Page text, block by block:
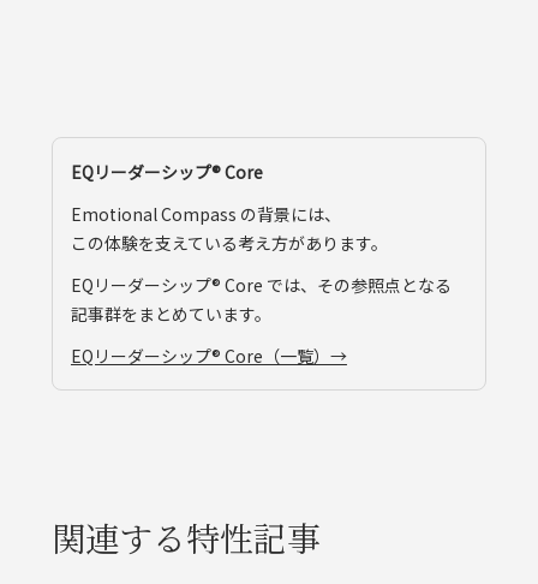
EQリーダーシップ®︎ Core
Emotional Compass の背景には、
この体験を支えている考え方があります。
EQリーダーシップ®︎ Core では、その参照点となる
記事群をまとめています。
EQリーダーシップ®︎ Core（一覧）→
関連する特性記事